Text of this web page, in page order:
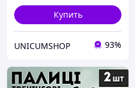
Купить
UNICUMSHOP 93%